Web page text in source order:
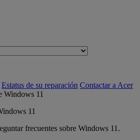
Estatus de su reparación Contactar a Acer
11
frecuentes sobre Windows 11.